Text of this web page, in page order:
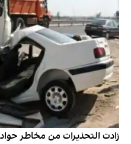
زادت التحذيرات من مخاطر